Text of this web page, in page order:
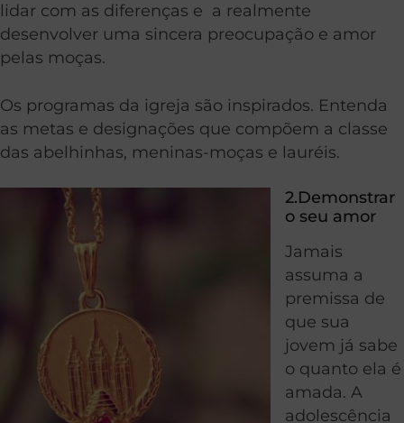
lidar com as diferenças e a realmente
desenvolver uma sincera preocupação e amor
pelas moças.
Os programas da igreja são inspirados. Entenda
as metas e designações que compõem a classe
das abelhinhas, meninas-moças e lauréis.
2.Demonstrar
o seu amor
Jamais
assuma a
premissa de
que sua
jovem já sabe
o quanto ela é
amada. A
adolescência